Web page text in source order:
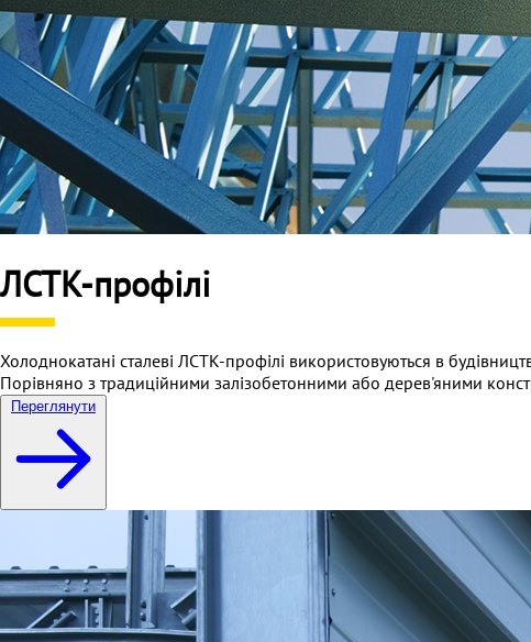
ЛСТК-профілі
Холоднокатані сталеві ЛСТК-профілі використовуються в
Порівняно з традиційними залізобетонними або дерев'яними
Переглянути